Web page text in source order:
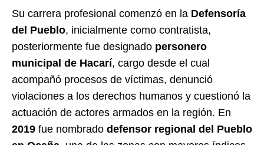
Su carrera profesional comenzó en la Defensoría
del Pueblo, inicialmente como contratista,
posteriormente fue designado personero
municipal de Hacarí, cargo desde el cual
acompañó procesos de víctimas, denunció
violaciones a los derechos humanos y cuestionó la
actuación de actores armados en la región. En
2019 fue nombrado defensor regional del Pueblo